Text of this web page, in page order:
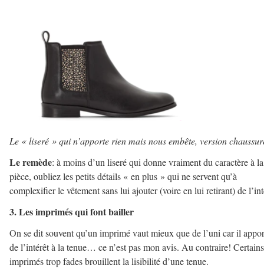
Le « liseré » qui n’apporte rien mais nous embête, version
Le remède: à moins d’un liseré qui donne vraiment du caractère à la
pièce, oubliez les petits détails « en plus » qui ne servent qu’à
complexifier le vêtement sans lui ajouter (voire en lui retirant) de
3. Les imprimés qui font bailler
On se dit souvent qu’un imprimé vaut mieux que de l’uni car il
de l’intérêt à la tenue… ce n’est pas mon avis. Au contraire! Certains
imprimés trop fades brouillent la lisibilité d’une tenue.